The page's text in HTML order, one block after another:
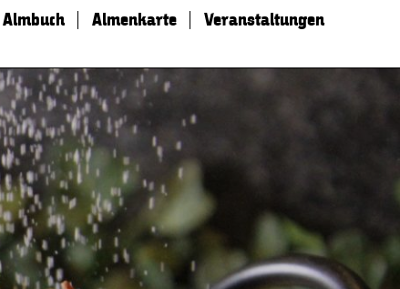
Almbuch Almenkarte Veranstaltungen